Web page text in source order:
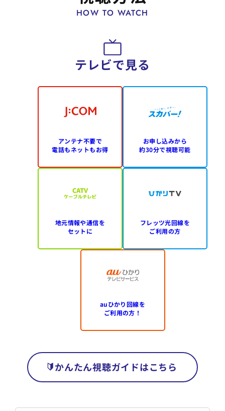
HOW TO WATCH
テレビで見る
アンテナ不要で
電話もネットもお得
お申し込みから
約30分で視聴可能
地元情報や通信を
セットに
フレッツ光回線を
ご利用の方
auひかり回線を
ご利用の方！
かんたん視聴ガイドはこちら